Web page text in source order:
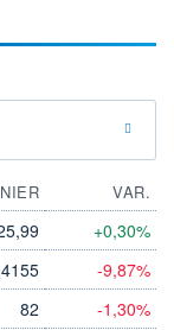
VAR.
+0,30%
-9,87%
82 -1,30%